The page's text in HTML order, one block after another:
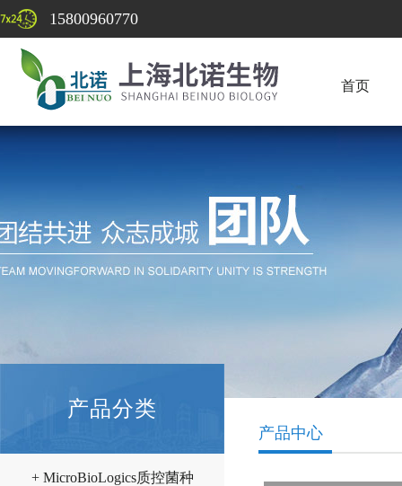
15800960770
首页
产品分类
+ MicroBioLogics质控菌种
产品中心